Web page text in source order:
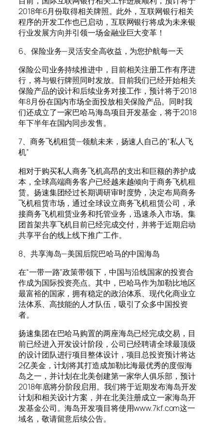
2018年6月份取得相关牌照。此外，互联网银行相关
程序的开发工作也已启动，互联网银行将成为未来银
行业发展方向并引领一场金融业巨大变革！
6、保险业务—灵活安全高收益，为您护航每一天
保险公司业务持续推进中，目前相关注册工作有序进
行，将与银行牌照同时发放。目前我们已经开始相关
保险产品的设计和后续业务对接工作，预计将于2018
年8月份在国内市场全面投放相关保险产品。同时我
们还成立了一家巴哈马海岛项目开发基金，将于2018
年下半年在国内同步发售。
7、商务飞机租赁—领航未来，扬速人自己的“私人飞
机”
相对于购买私人商务飞机高昂的支出和巨额的养护成
本，全球高端商务客户已经越来越倾向于商务飞机租
赁。扬速集团经过长期调研审时度势，决定布局商务
飞机租赁市场，通过全球设立商务飞机租赁公司，承
接商务飞机租赁业务和托管业务，迅速杀入市场。集
团首架共享飞机目前已经完成交付，并将于近期启动
共享平台的线上线下推广工作。
8、共享海岛—美国后院巴哈马的中国海岛
在“一带一路”政策带领下，中国与沿线国家的投资合
作成为国际投资亮点。其中，巴哈马作为加勒比地区
最富裕的国家，拥有稳定的政治体系、现代化商业立
法体系、高技能的人才队伍，吸引了众多中国投资
者。
扬速集团在巴哈马购置的两座海岛已经完成交易，目
前已经进入开发设计阶段，公司已经聘请全球最顶级
的设计团队进行项目整体设计，项目总投资预计将达
2亿美金，计划将其打造成加勒比海最优秀的度假海
岛之一，并计划在北美创建第一家华人俱乐部，预计
2018年底将分阶段启用。我们将于近期发布海岛开发
计划和相关设计方案，并在北美注册成立一家海岛开
发基金公司。海岛开发项目将使用www.7kf.com这一
域名，敬请留意后续公告。